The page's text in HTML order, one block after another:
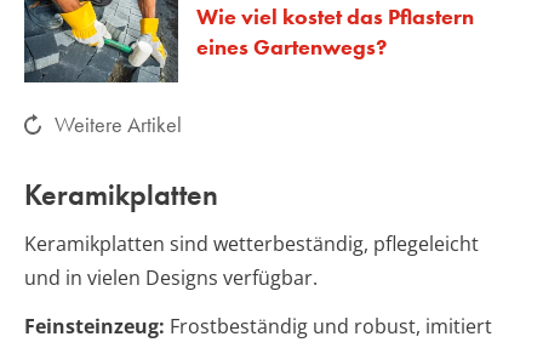
Wie viel kostet das Pflastern
eines Gartenwegs?
Weitere Artikel
Keramikplatten
Keramikplatten sind wetterbeständig, pflegeleicht
und in vielen Designs verfügbar.
Feinsteinzeug: Frostbeständig und robust, imitiert